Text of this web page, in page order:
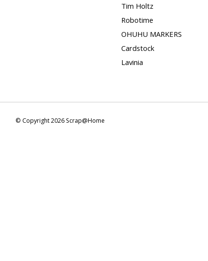
Tim Holtz
Robotime
OHUHU MARKERS
Cardstock
Lavinia
© Copyright 2026 Scrap@Home